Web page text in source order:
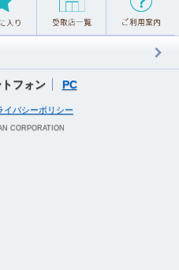
フォン PC
イバシーポリシー
CORPORATION